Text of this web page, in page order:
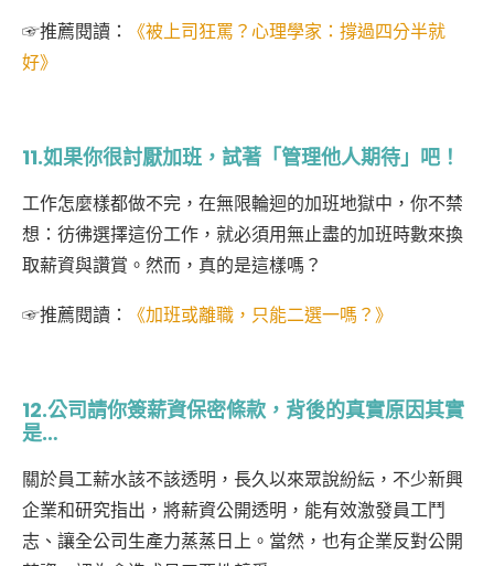
☞推薦閱讀：
《被上司狂罵？心理學家：撐過四分半就
好》
11.如果你很討厭加班，試著「管理他人期待」吧！
工作怎麼樣都做不完，在無限輪迴的加班地獄中，你不禁
想： 彷彿選擇這份工作，就必須用無止盡的加班時數來換
取薪資與讚賞。然而，真的是這樣嗎？
☞推薦閱讀： 《加班或離職，只能二選一嗎？》
12.公司請你簽薪資保密條款，背後的真實原因其實
是…
關於員工薪水該不該透明，長久以來眾說紛紜，不少新興
企業和研究指出，將薪資公開透明，能有效激發員工鬥
志、讓全公司生產力蒸蒸日上。當然，也有企業反對公開